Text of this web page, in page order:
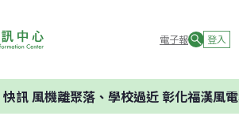
電子報 登入
快訊風機離聚落、學校過近 彰化福漢風電